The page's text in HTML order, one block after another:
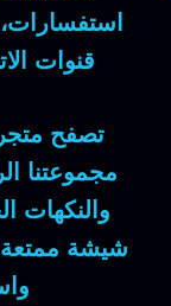
استفسارات،
قنوات
تصفح متجر
مجموعتنا
والنكهات
شيشة